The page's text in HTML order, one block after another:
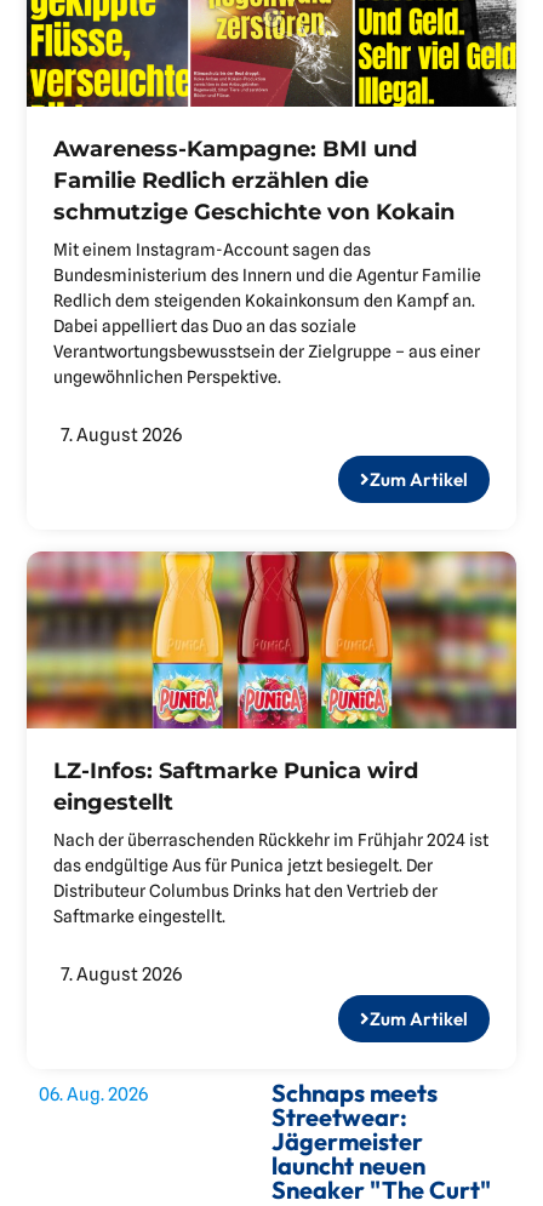
Awareness-Kampagne: BMI und
Familie Redlich erzählen die
schmutzige Geschichte von Kokain
Mit einem Instagram-Account sagen das
Bundesministerium des Innern und die Agentur Familie
Redlich dem steigenden Kokainkonsum den Kampf an.
Dabei appelliert das Duo an das soziale
Verantwortungsbewusstsein der Zielgruppe – aus einer
ungewöhnlichen Perspektive.
7. August 2026
Zum Artikel
LZ-Infos: Saftmarke Punica wird
eingestellt
Nach der überraschenden Rückkehr im Frühjahr 2024 ist
das endgültige Aus für Punica jetzt besiegelt. Der
Distributeur Columbus Drinks hat den Vertrieb der
Saftmarke eingestellt.
7. August 2026
Zum Artikel
06. Aug. 2026
Schnaps meets
Streetwear:
Jägermeister
launcht neuen
Sneaker "The Curt"